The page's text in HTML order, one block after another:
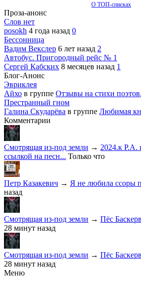
О ТОП-списках
Проза-анонс
Слов нет
posokh 4 года назад 0
Бессонница
Вадим Векслер 6 лет назад 2
Автобус. Пригородный рейс № 1
Сергей Кабских 8 месяцев назад 1
Блог-Анонс
Эвриклея
Айхо в группе Отзывы на стихи поэтов.
Престранный гном
Галина Скударёва в группе Любимая
Комментарии
Смотрящая из-под земли → 2024.к Р.А.
ссылкой на песн... Только что
Петр Казакевич → Я не любила ссоры
назад
Смотрящая из-под земли → Пёс
28 минут назад
Смотрящая из-под земли → Пёс
28 минут назад
Меню